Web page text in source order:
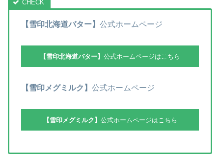
【雪印北海道バター】 公式ホームページ
【雪印北海道バター】 公式ホームページはこちら
【雪印メグミルク】 公式ホームページ
【雪印メグミルク】 公式ホームページはこちら